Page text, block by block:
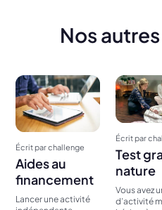
Nos
Écrit par challenge
Aides au
financement
Lancer une activité
Écrit par
Test
nature
Vous avez
d’activité